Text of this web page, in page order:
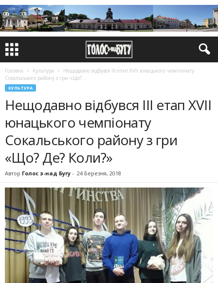
Головна Культура
Нещодавно відбувся ІІІ етап XVII юнацького чемпіонату
Сокальського району з гри «Що?...
КУЛЬТУРА
Нещодавно відбувся ІІІ етап XVII
юнацького чемпіонату
Сокальського району з гри
«Що? Де? Коли?»
Автор Голос з-над Бугу - 24 Березня, 2018